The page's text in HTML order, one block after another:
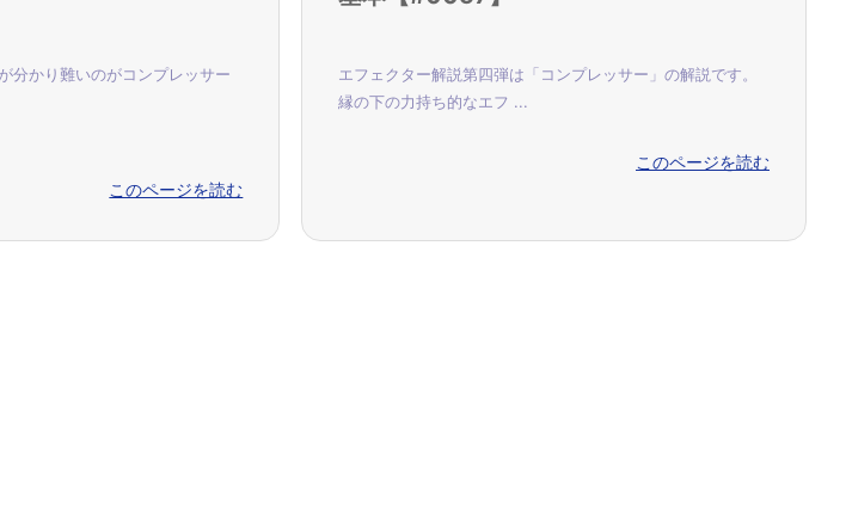
分かり難いのがコンプレッサー
このページを読む
エフェクター解説第四弾は「コンプレッサー」の解説です。
縁の下の力持ち的なエフ ...
このページを読む